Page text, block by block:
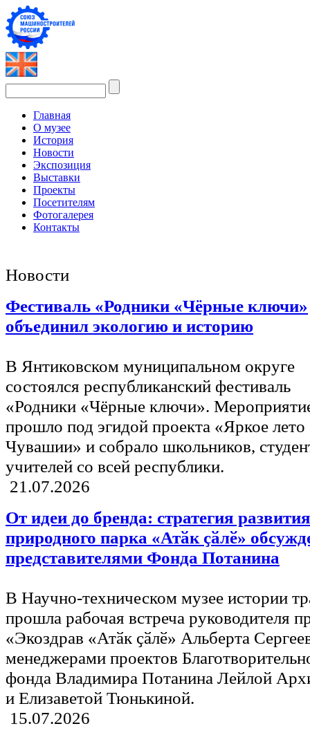
Главная
О музее
История
Новости
Экспозиция
Выставки
Проекты
Посетителям
Фотогалерея
Контакты
Новости
Фестиваль «Родники «Чёрные ключи»
объединил экологию и историю
В Янтиковском муниципальном округе
состоялся республиканский фестиваль
«Родники «Чёрные ключи».
прошло под эгидой проекта «Яркое лето
Чувашии» и собрало школьников,
учителей со всей республики.
21.07.2026
От идеи до бренда: стратегия развития
природного парка «Атӑк ҫӑлӗ»
представителями Фонда Потанина
В Научно-техническом музее истории
прошла рабочая встреча руководителя
«Экоздрав «Атӑк ҫӑлӗ» Альберта
менеджерами проектов
фонда Владимира Потанина Лейлой
и Елизаветой Тюнькиной.
15.07.2026